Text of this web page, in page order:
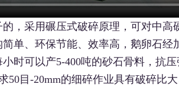
，采用碾压式破碎原理，可对中高
单、环保节能、效率高，鹅卵石经
时可以产5-400吨的砂石骨料，抗压
50目-20mm的细碎作业具有破碎比